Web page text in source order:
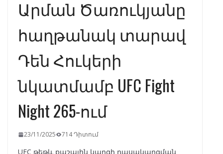
Արման Ծառուկյանը
հաղթանակ տարավ
Դեն Հուկերի
նկատմամբ UFC Fight
Night 265-ում
23/11/2025 714 Դիտում
UFC թեթև քաշային կարգի դասակարգման